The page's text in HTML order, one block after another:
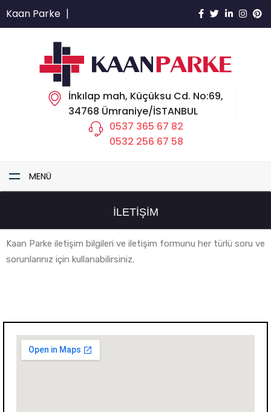
Kaan Parke
İnkılap mah, Küçüksu Cd. No:69,
34768 Ümraniye/İSTANBUL
0537 365 67 82
0532 256 67 58
MENÜ
İLETIŞIM
Kaan Parke iletişim bilgileri ve iletişim formunu her türlü soru ve
sorunlarınız için kullanabilirsiniz.